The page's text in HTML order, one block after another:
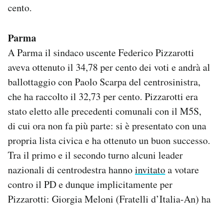
cento.
Parma
A Parma il sindaco uscente Federico Pizzarotti
aveva ottenuto il 34,78 per cento dei voti e andrà al
ballottaggio con Paolo Scarpa del centrosinistra,
che ha raccolto il 32,73 per cento. Pizzarotti era
stato eletto alle precedenti comunali con il M5S,
di cui ora non fa più parte: si è presentato con una
propria lista civica e ha ottenuto un buon successo.
Tra il primo e il secondo turno alcuni leader
nazionali di centrodestra hannoinvitatoa votare
contro il PD e dunque implicitamente per
Pizzarotti: Giorgia Meloni (Fratelli d’Italia-An) ha